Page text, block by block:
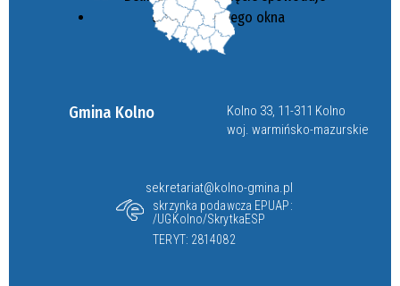
Gmina Kolno
Kolno 33, 11-311 Kolno
woj. warmińsko-mazurskie
sekretariat@kolno-gmina.pl
skrzynka podawcza EPUAP:
/UGKolno/SkrytkaESP
TERYT: 2814082